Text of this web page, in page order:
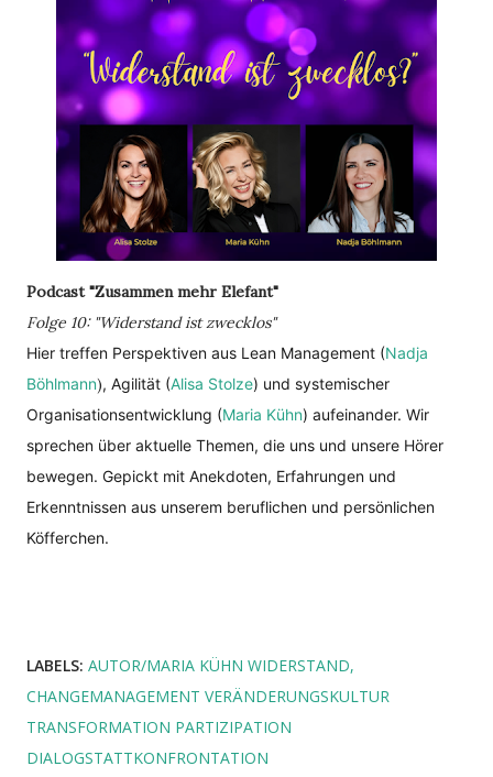
Podcast "Zusammen mehr Elefant"
Folge 10: "Widerstand ist zwecklos"
Hier treffen Perspektiven aus Lean Management (Nadja
Böhlmann), Agilität (Alisa Stolze) und systemischer
Organisationsentwicklung (Maria Kühn) aufeinander. Wir
sprechen über aktuelle Themen, die uns und unsere Hörer
bewegen. Gepickt mit Anekdoten, Erfahrungen und
Erkenntnissen aus unserem beruflichen und persönlichen
Köfferchen.
LABELS: AUTOR/MARIA KÜHN WIDERSTAND
CHANGEMANAGEMENT VERÄNDERUNGSKULTUR
TRANSFORMATION PARTIZIPATION
DIALOGSTATTKONFRONTATION